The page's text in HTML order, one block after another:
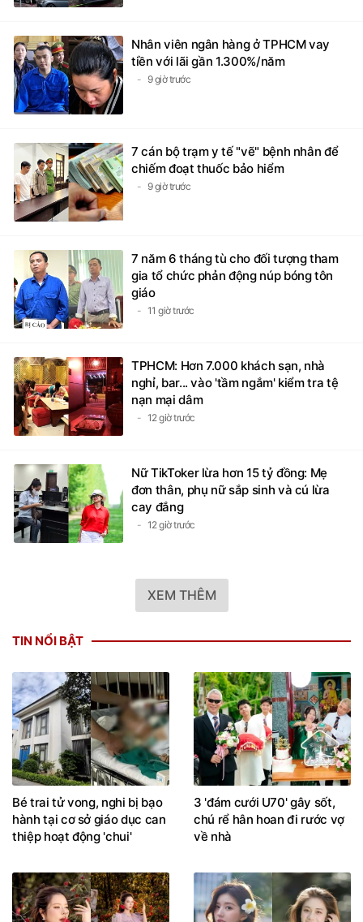
Nhân viên ngân hàng ở TPHCM vay
tiền với lãi gần 1.300%/năm
9 giờ trước
7 cán bộ trạm y tế "vẽ" bệnh nhân để
chiếm đoạt thuốc bảo hiểm
9 giờ trước
7 năm 6 tháng tù cho đối tượng tham
gia tổ chức phản động núp bóng tôn
giáo
11 giờ trước
TPHCM: Hơn 7.000 khách sạn, nhà
nghỉ, bar... vào 'tầm ngắm' kiểm tra tệ
nạn mại dâm
12 giờ trước
Nữ TikToker lừa hơn 15 tỷ đồng: Mẹ
đơn thân, phụ nữ sắp sinh và cú lừa
cay đắng
12 giờ trước
XEM THÊM
TIN NỔI BẬT
Bé trai tử vong, nghi bị bạo
hành tại cơ sở giáo dục can
thiệp hoạt động 'chui'
3 'đám cưới U70' gây sốt,
chú rể hân hoan đi rước vợ
về nhà